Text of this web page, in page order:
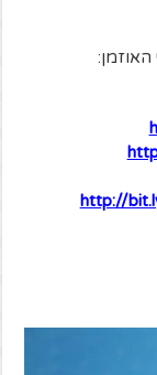
האוזמן:
http://